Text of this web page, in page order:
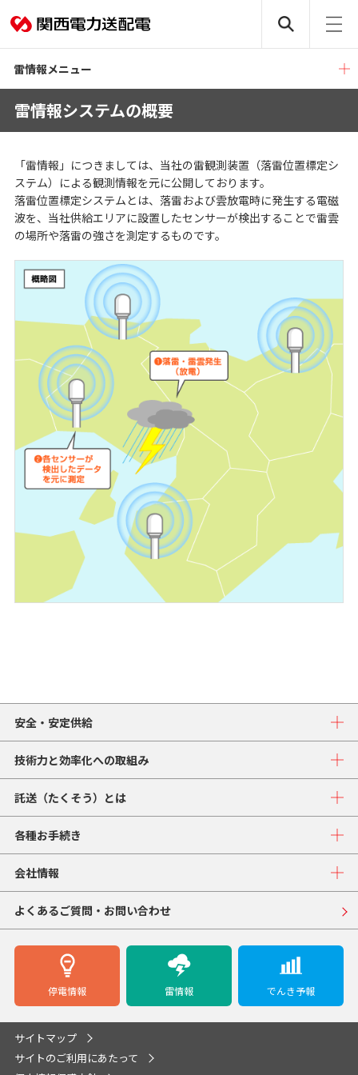
雷情報メニュー
雷情報システムの概要
「雷情報」につきましては、当社の雷観測装置（落雷位置標定シ
ステム）による観測情報を元に公開しております。
落雷位置標定システムとは、落雷および雲放電時に発生する電磁
波を、当社供給エリアに設置したセンサーが検出することで雷雲
の場所や落雷の強さを測定するものです。
安全・安定供給
技術力と効率化への取組み
託送（たくそう）とは
各種お手続き
会社情報
よくあるご質問・お問い合わせ
停電情報 雷情報 でんき予報
サイトマップ
サイトのご利用にあたって